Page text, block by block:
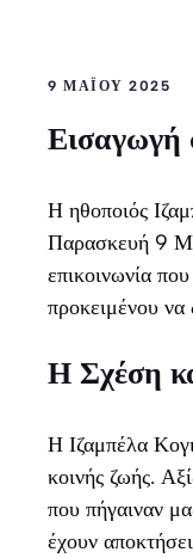
9 ΜΑΪ́ΟΥ 2025
Εισαγωγή
Η ηθοποιός
Παρασκευή 9
επικοινωνία
προκειμένου να
Η Σχέση
Η Ιζαμπέλα
κοινής ζωής.
που πήγαιναν
έχουν